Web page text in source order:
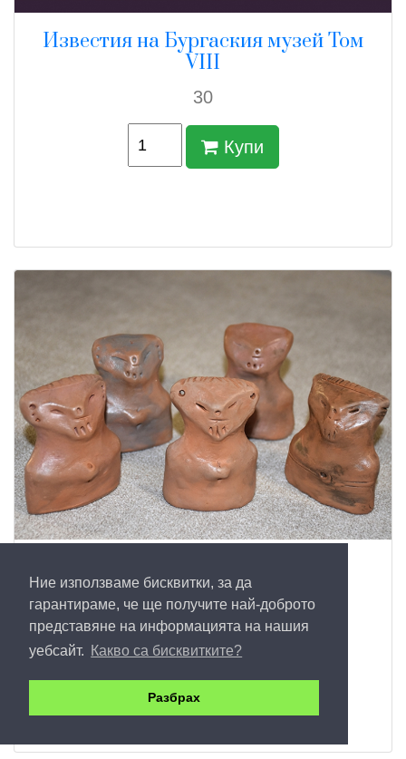
Ние използваме бисквитки, за да
гарантираме, че ще получите най-доброто
представяне на информацията на нашия
уебсайт.
Какво са бисквитките?
Разбрах
Известия на Бургаския музей Том
VIII
30
Купи
30
Купи